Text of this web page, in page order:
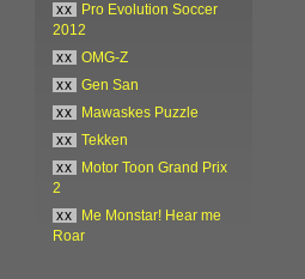
xx
Pro Evolution Soccer
2012
xx
OMG-Z
xx
Gen San
xx
Mawaskes Puzzle
xx
Tekken
xx
Motor Toon Grand Prix
2
xx
Me Monstar! Hear me
Roar